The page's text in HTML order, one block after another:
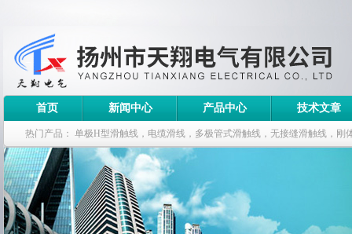
首页 新闻中心 产品中心 技术文章
热门产品： 单极H型滑触线，电缆滑线，多极管式滑触线，无接缝滑触线，刚
钢电缆滑车